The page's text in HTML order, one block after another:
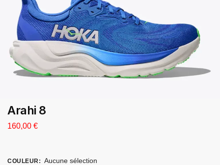
Arahi 8
160,00 €
COULEUR: Aucune sélection